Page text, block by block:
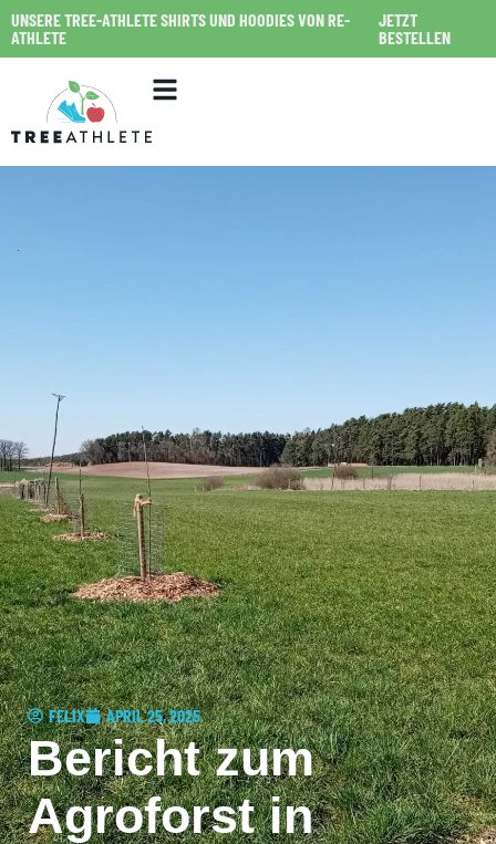
UNSERE TREE-ATHLETE SHIRTS UND HOODIES VON RE-
ATHLETE
JETZT
BESTELLEN
FELIX APRIL 25, 2025
Bericht zum
Agroforst in